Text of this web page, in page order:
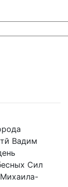
Вадим
Сил
Михаила-